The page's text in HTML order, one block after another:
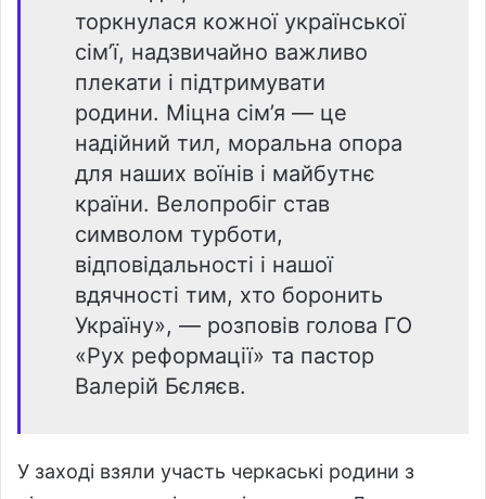
торкнулася кожної української
сім’ї, надзвичайно важливо
плекати і підтримувати
родини. Міцна сім’я — це
надійний тил, моральна опора
для наших воїнів і майбутнє
країни. Велопробіг став
символом турботи,
відповідальності і нашої
вдячності тим, хто боронить
Україну», — розповів голова ГО
«Рух реформації» та пастор
Валерій Бєляєв.
У заході взяли участь черкаські родини з